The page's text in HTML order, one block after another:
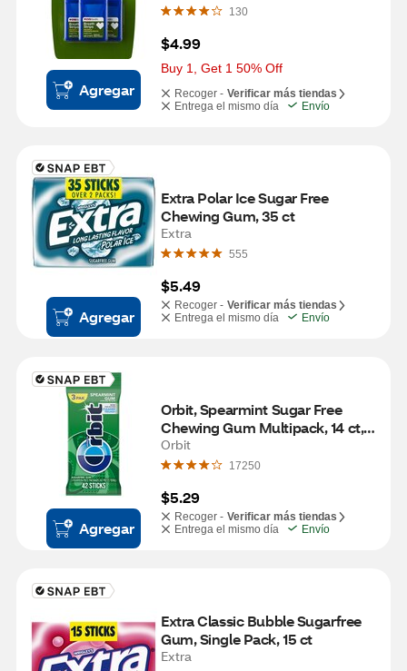
Agregar
130
$4.99
Buy 1, Get 1 50% Off
Recoger - Verificar más tiendas
Entrega el mismo día
Envío
Agregar
Extra Polar Ice Sugar Free
Chewing Gum, 35 ct
Extra
555
$5.49
Recoger - Verificar más tiendas
Entrega el mismo día
Envío
Agregar
Orbit, Spearmint Sugar Free
Chewing Gum Multipack, 14 ct, 3
Pack
Orbit
17250
$5.29
Recoger - Verificar más tiendas
Entrega el mismo día
Envío
Extra Classic Bubble Sugarfree
Gum, Single Pack, 15 ct
Extra